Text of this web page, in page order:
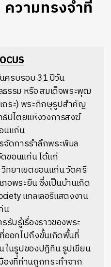
วามทรงจำที่
ครบรอบ 31 ปีวัน
รรม หรือ สมเด็จพระพุฒ
ถระ) พระภิกษุรูปสำคัญ
ปไตยแห่งวงการสงฆ์
นแก่น
ดการรำลึกพระพิมล
ขอนแก่น ได้แก่
ทยาเขตขอนแก่น วัดศรี
อพระยืน ซึ่งเป็นบ้านเกิด
แกลเลอรีแสดงงาน
น
รับรู้เรื่องราวของพระ
ออกไปถึงขั้นเกิดพื้นที่
นรูปของปฏิทิน รูปเขียน
องที่ท่านถูกกระทำจาก